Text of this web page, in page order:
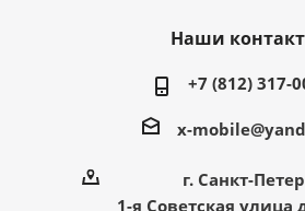
Наши
+7 (812) 317-
x-
г. Санкт-
1-я Советская улица